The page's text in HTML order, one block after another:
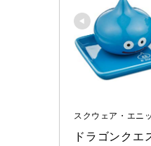
スクウェア・エニ
ドラゴンクエ